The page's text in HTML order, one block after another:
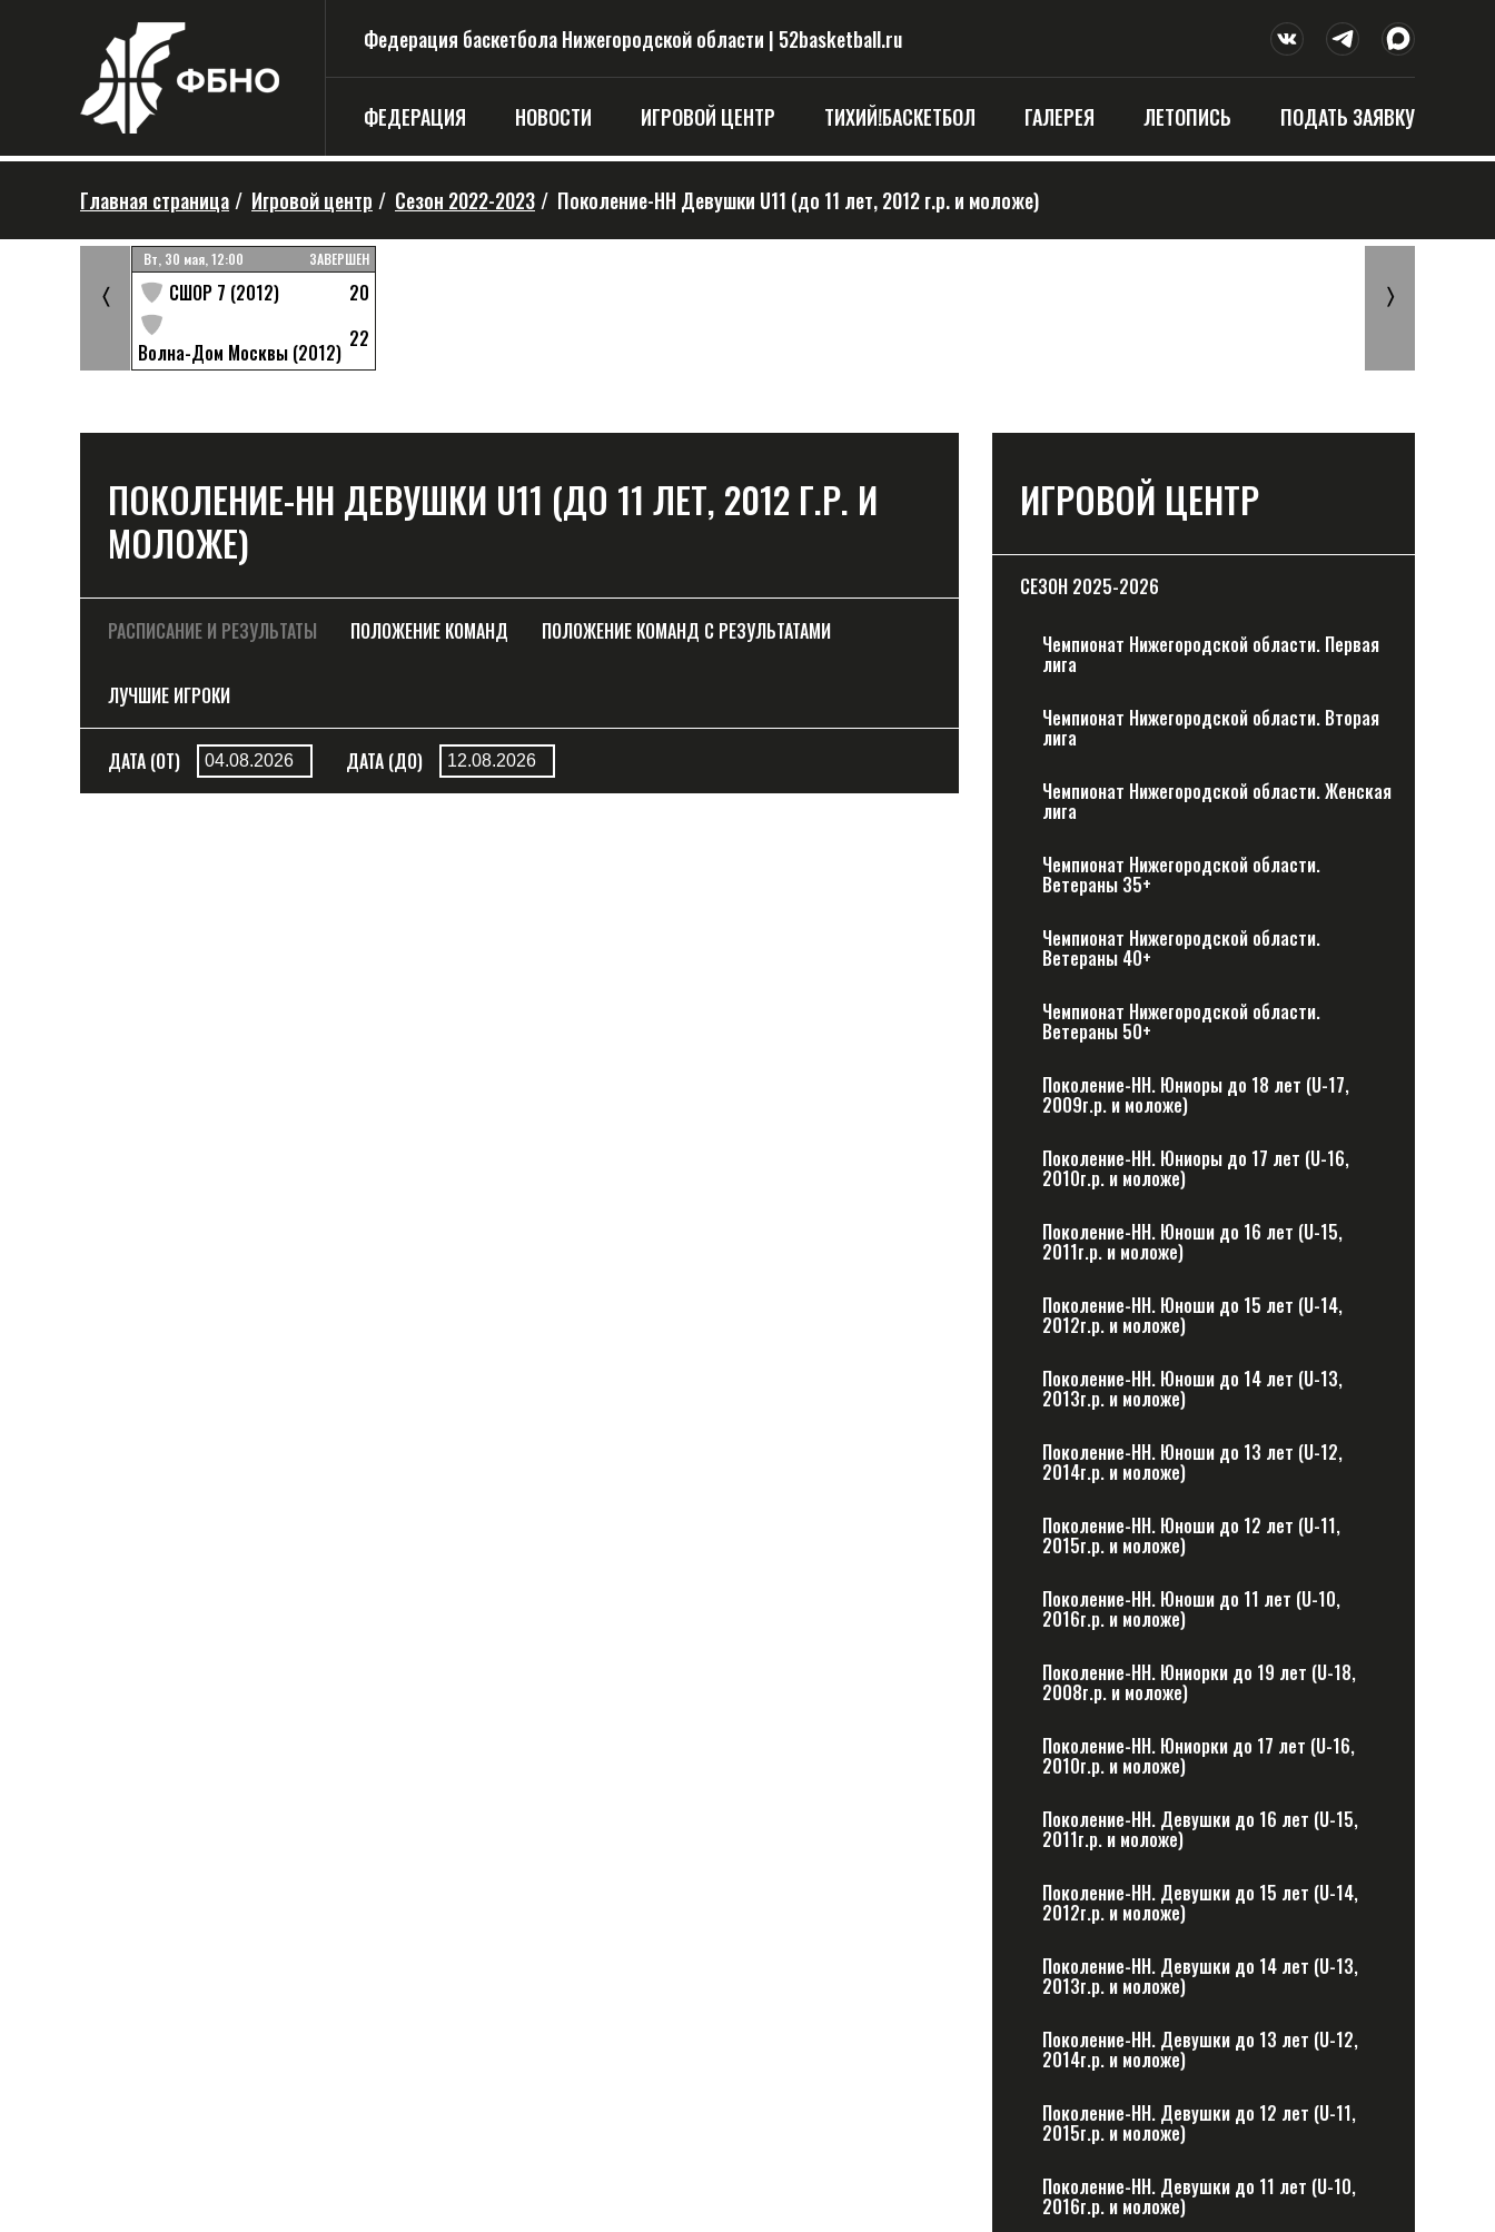
Федерация баскетбола Нижегородской области | 52basketball.ru
ФЕДЕРАЦИЯ НОВОСТИ ИГРОВОЙ ЦЕНТР ТИХИЙ!БАСКЕТБОЛ ГАЛЕРЕЯ ЛЕТОПИСЬ ПОДАТЬ ЗАЯВКУ
Главная страница / Игровой центр / Сезон 2022-2023 / Поколение-НН Девушки U11 (до 11 лет, 2012 г.р. и моложе)
26
Вт, 30 мая, 12:00 ЗАВЕРШЕН
СШОР 7 (2012) 20
Волна-Дом Москвы (2012)
22
〈 〉
ПОКОЛЕНИЕ-НН ДЕВУШКИ U11 (ДО 11 ЛЕТ, 2012 Г.Р. И
МОЛОЖЕ)
РАСПИСАНИЕ И РЕЗУЛЬТАТЫ ПОЛОЖЕНИЕ КОМАНД ПОЛОЖЕНИЕ КОМАНД С РЕЗУЛЬТАТАМИ
ЛУЧШИЕ ИГРОКИ
ДАТА (ОТ) ДАТА (ДО)
ИГРОВОЙ ЦЕНТР
СЕЗОН 2025-2026
Чемпионат Нижегородской области. Первая
лига
Чемпионат Нижегородской области. Вторая
лига
Чемпионат Нижегородской области. Женская
лига
Чемпионат Нижегородской области.
Ветераны 35+
Чемпионат Нижегородской области.
Ветераны 40+
Чемпионат Нижегородской области.
Ветераны 50+
Поколение-НН. Юниоры до 18 лет (U-17,
2009г.р. и моложе)
Поколение-НН. Юниоры до 17 лет (U-16,
2010г.р. и моложе)
Поколение-НН. Юноши до 16 лет (U-15,
2011г.р. и моложе)
Поколение-НН. Юноши до 15 лет (U-14,
2012г.р. и моложе)
Поколение-НН. Юноши до 14 лет (U-13,
2013г.р. и моложе)
Поколение-НН. Юноши до 13 лет (U-12,
2014г.р. и моложе)
Поколение-НН. Юноши до 12 лет (U-11,
2015г.р. и моложе)
Поколение-НН. Юноши до 11 лет (U-10,
2016г.р. и моложе)
Поколение-НН. Юниорки до 19 лет (U-18,
2008г.р. и моложе)
Поколение-НН. Юниорки до 17 лет (U-16,
2010г.р. и моложе)
Поколение-НН. Девушки до 16 лет (U-15,
2011г.р. и моложе)
Поколение-НН. Девушки до 15 лет (U-14,
2012г.р. и моложе)
Поколение-НН. Девушки до 14 лет (U-13,
2013г.р. и моложе)
Поколение-НН. Девушки до 13 лет (U-12,
2014г.р. и моложе)
Поколение-НН. Девушки до 12 лет (U-11,
2015г.р. и моложе)
Поколение-НН. Девушки до 11 лет (U-10,
2016г.р. и моложе)